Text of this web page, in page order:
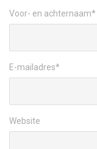
Voor- en achternaam*
E-mailadres*
Website